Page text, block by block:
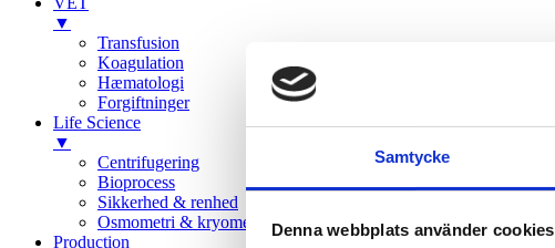
Samtycke
Denna webbplats använder cookies
▼
Transfusion
Koagulation
Hæmatologi
Forgiftninger
Life Science
▼
Centrifugering
Bioprocess
Sikkerhed & renhed
Osmometri & kryometri
Production